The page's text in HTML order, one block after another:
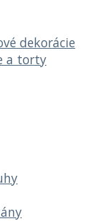
dekorácie
a torty